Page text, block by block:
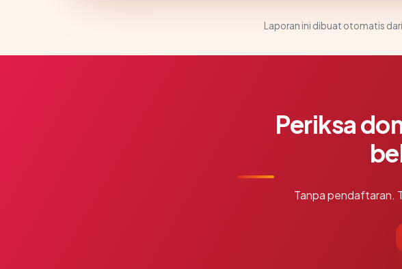
Laporan ini dibuat otomatis
Periksa
Tanpa pendaftaran.